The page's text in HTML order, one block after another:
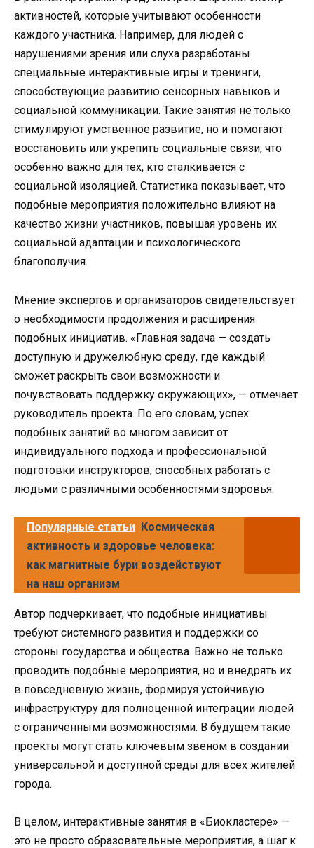
активностей, которые учитывают особенности
каждого участника. Например, для людей с
нарушениями зрения или слуха разработаны
специальные интерактивные игры и тренинги,
способствующие развитию сенсорных навыков и
социальной коммуникации. Такие занятия не только
стимулируют умственное развитие, но и помогают
восстановить или укрепить социальные связи, что
особенно важно для тех, кто сталкивается с
социальной изоляцией. Статистика показывает, что
подобные мероприятия положительно влияют на
качество жизни участников, повышая уровень их
социальной адаптации и психологического
благополучия.
Мнение экспертов и организаторов свидетельствует
о необходимости продолжения и расширения
подобных инициатив. «Главная задача — создать
доступную и дружелюбную среду, где каждый
сможет раскрыть свои возможности и
почувствовать поддержку окружающих», — отмечает
руководитель проекта. По его словам, успех
подобных занятий во многом зависит от
индивидуального подхода и профессиональной
подготовки инструкторов, способных работать с
людьми с различными особенностями здоровья.
Популярные статьи Космическая
активность и здоровье человека:
как магнитные бури воздействуют
на наш организм
Автор подчеркивает, что подобные инициативы
требуют системного развития и поддержки со
стороны государства и общества. Важно не только
проводить подобные мероприятия, но и внедрять их
в повседневную жизнь, формируя устойчивую
инфраструктуру для полноценной интеграции людей
с ограниченными возможностями. В будущем такие
проекты могут стать ключевым звеном в создании
универсальной и доступной среды для всех жителей
города.
В целом, интерактивные занятия в «Биокластере» —
это не просто образовательные мероприятия, а шаг к